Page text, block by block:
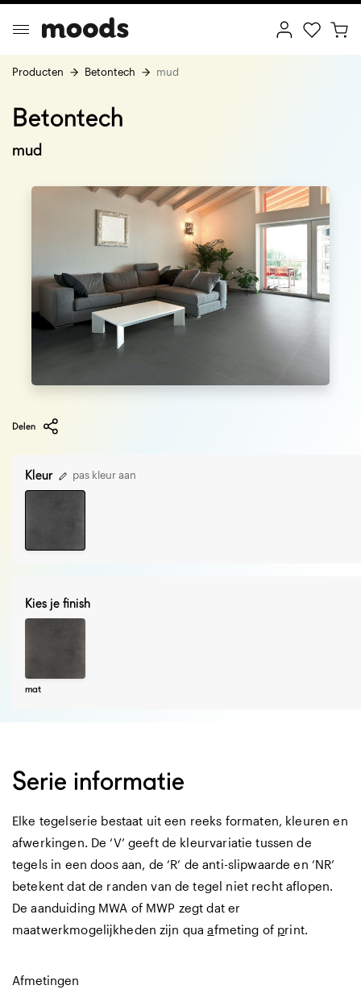
Minimalism
Producten Betontech mud
Betontech
mud
Delen
Kleur pas kleur aan
Kies je finish
mat
Serie informatie
Elke tegelserie bestaat uit een reeks formaten, kleuren en
afwerkingen. De ‘V’ geeft de kleurvariatie tussen de
tegels in een doos aan, de ‘R’ de anti-slipwaarde en ‘NR’
betekent dat de randen van de tegel niet recht aflopen.
De aanduiding MWA of MWP zegt dat er
maatwerkmogelijkheden zijn quaafmeting of print.
Afmetingen